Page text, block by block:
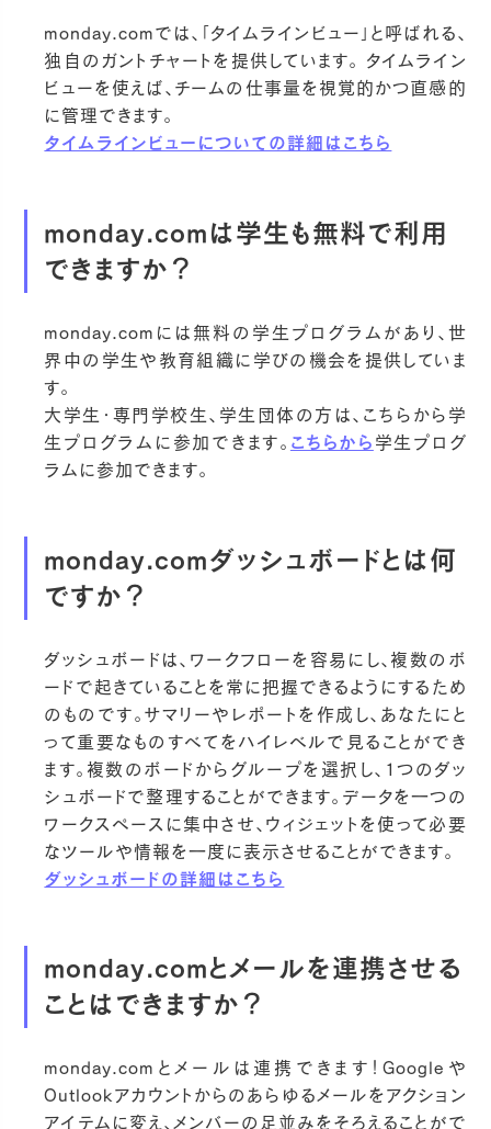
monday.comでは、「タイムラインビュー」と呼ばれる、
独自のガントチャートを提供しています。 タイムライン
ビューを使えば、チームの仕事量を視覚的かつ直感的
に管理できます。
タイムラインビューについての詳細はこちら
monday.comは学生も無料で利用
できますか？
monday.comには無料の学生プログラムがあり、世
界中の学生や教育組織に学びの機会を提供していま
す。
大学生・専門学校生、学生団体の方は、こちらから学
生プログラムに参加できます。 こちらから 学生プログ
ラムに参加できます。
monday.comダッシュボードとは何
ですか？
ダッシュボードは、ワークフローを容易にし、複数のボ
ードで起きていることを常に把握できるようにするため
のものです。サマリーやレポートを作成し、あなたにと
って重要なものすべてをハイレベルで見ることができ
ます。複数のボードからグループを選択し、1つのダッ
シュボードで整理することができます。データを一つの
ワークスペースに集中させ、ウィジェットを使って必要
なツールや情報を一度に表示させることができます。
ダッシュボードの詳細はこちら
monday.comとメールを連携させる
ことはできますか？
monday.comとメールは連携できます！Googleや
Outlookアカウントからのあらゆるメールをアクション
アイテムに変え、メンバーの足並みをそろえることがで